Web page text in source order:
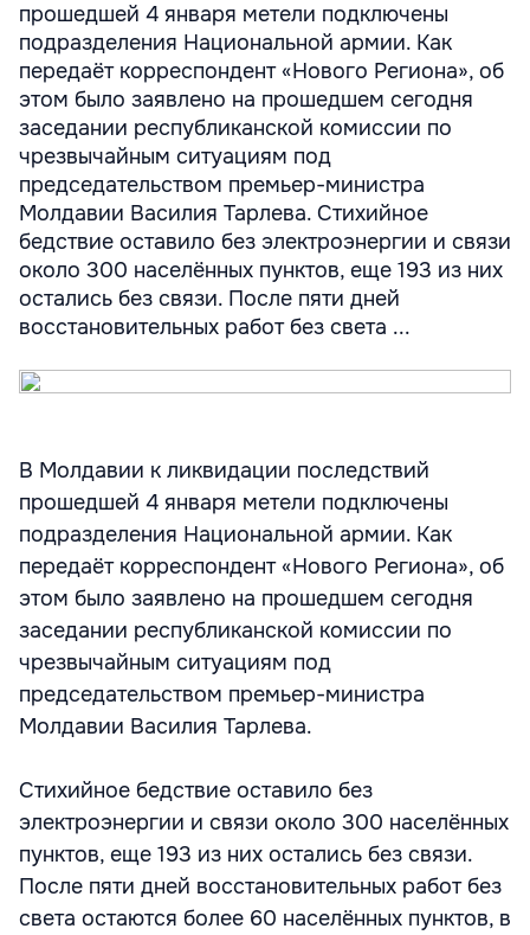
прошедшей 4 января метели подключены
подразделения Национальной армии. Как
передаёт корреспондент «Нового Региона», об
этом было заявлено на прошедшем сегодня
заседании республиканской комиссии по
чрезвычайным ситуациям под
председательством премьер-министра
Молдавии Василия Тарлева. Стихийное
бедствие оставило без электроэнергии и связи
около 300 населённых пунктов, еще 193 из них
остались без связи. После пяти дней
восстановительных работ без света ...
В Молдавии к ликвидации последствий
прошедшей 4 января метели подключены
подразделения Национальной армии. Как
передаёт корреспондент «Нового Региона», об
этом было заявлено на прошедшем сегодня
заседании республиканской комиссии по
чрезвычайным ситуациям под
председательством премьер-министра
Молдавии Василия Тарлева.
Стихийное бедствие оставило без
электроэнергии и связи около 300 населённых
пунктов, еще 193 из них остались без связи.
После пяти дней восстановительных работ без
света остаются более 60 населённых пунктов, в